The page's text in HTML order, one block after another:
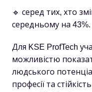
🔹 серед тих, хто
середньому на 43%.
Для KSE ProfTech
можливістю
людського
професії та